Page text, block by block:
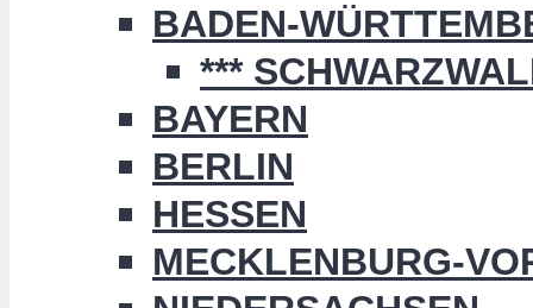
BADEN-
***
BAYERN
BERLIN
HESSEN
MECKLENBURG-